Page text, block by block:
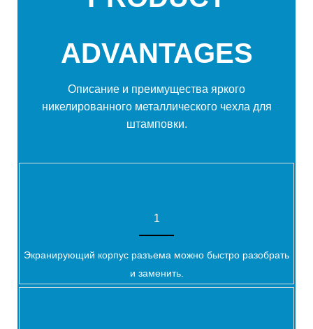
ADVANTAGES
Описание и преимущества яркого
никелированного металлического чехла для
штамповки.
1
Экранирующий корпус разъема можно быстро разобрать
и заменить.